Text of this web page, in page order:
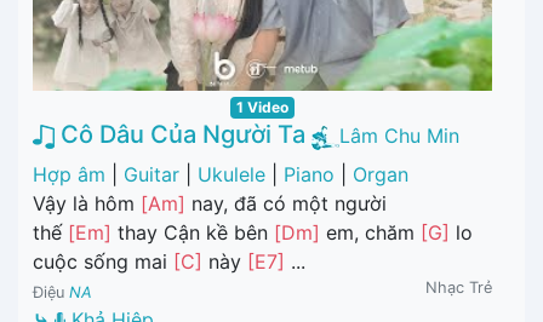
1 Video
Cô Dâu Của Người Ta
Lâm Chu Min
Hợp âm
Guitar Ukulele Piano
Organ
Vậy là hôm [Am] nay, đã có một người
thế [Em] thay Cận kề bên [Dm] em, chăm [G] lo
cuộc sống mai [C] này [E7] ...
Điệu NA Nhạc Trẻ